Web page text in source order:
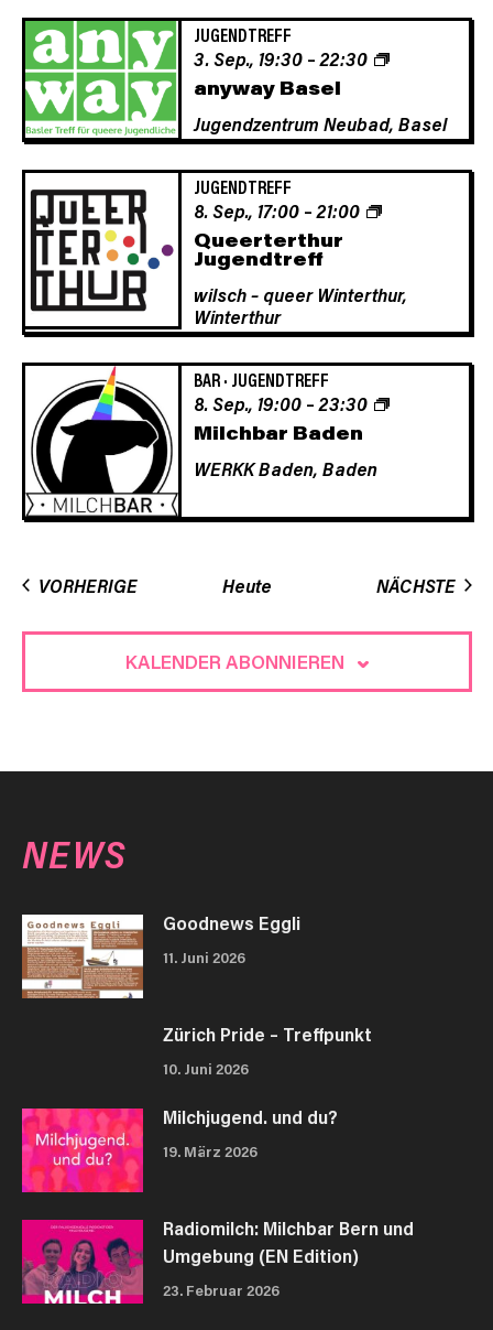
JUGENDTREFF
anyway Basel
3. Sep., 19:30–22:30
Jugendzentrum Neubad, Basel
JUGENDTREFF
Queerterthur
Jugendtreff
8. Sep., 17:00–21:00
wilsch – queer Winterthur,
Winterthur
BAR· JUGENDTREFF
Milchbar Baden
8. Sep., 19:00–23:30
WERKK Baden, Baden
VORHERIGEVERANSTALTUNGEN
Heute NÄCHSTE
KALENDER ABONNIEREN
NEWS
Goodnews Eggli
11. Juni 2026
Zürich Pride – Treffpunkt
10. Juni 2026
Milchjugend. und du?
19. März 2026
Radiomilch: Milchbar Bern und
Umgebung (EN Edition)
23. Februar 2026